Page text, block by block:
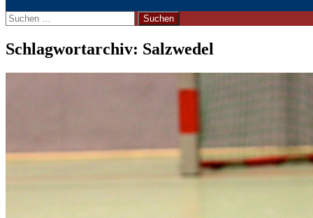
Suchen
nach:
Schlagwortarchiv: Salzwedel